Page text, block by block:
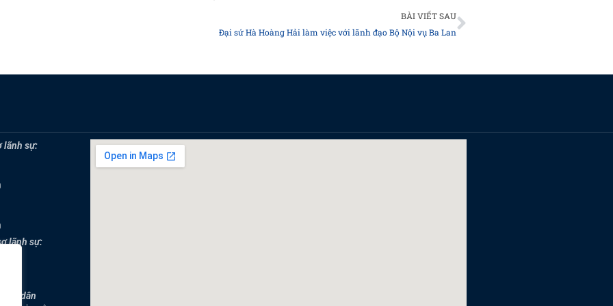
BÀI VIẾT SAU
Đại sứ Hà Hoàng Hải làm việc với lãnh đạo Bộ Nội vụ Ba Lan
Next
lãnh sự:
lãnh sự:
dân